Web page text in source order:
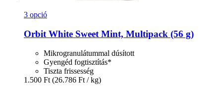
3 opció
Orbit White Sweet Mint, Multipack (56 g)
Mikrogranulátummal dúsított
Gyengéd fogtisztítás*
Tiszta frissesség
1.500 Ft (26.786 Ft / kg)